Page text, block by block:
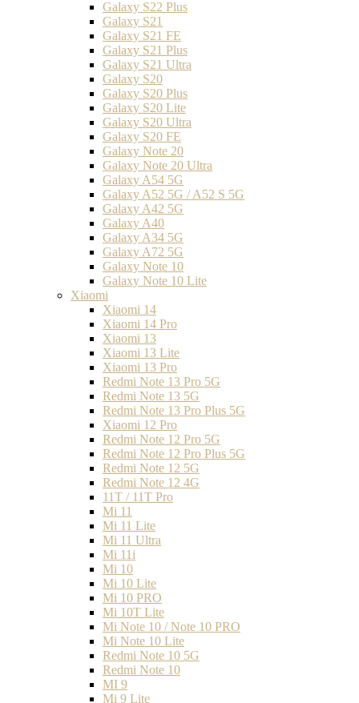
Galaxy S22 Plus
Galaxy S21
Galaxy S21 FE
Galaxy S21 Plus
Galaxy S21 Ultra
Galaxy S20
Galaxy S20 Plus
Galaxy S20 Lite
Galaxy S20 Ultra
Galaxy S20 FE
Galaxy Note 20
Galaxy Note 20 Ultra
Galaxy A54 5G
Galaxy A52 5G / A52 S 5G
Galaxy A42 5G
Galaxy A40
Galaxy A34 5G
Galaxy A72 5G
Galaxy Note 10
Galaxy Note 10 Lite
Xiaomi
Xiaomi 14
Xiaomi 14 Pro
Xiaomi 13
Xiaomi 13 Lite
Xiaomi 13 Pro
Redmi Note 13 Pro 5G
Redmi Note 13 5G
Redmi Note 13 Pro Plus 5G
Xiaomi 12 Pro
Redmi Note 12 Pro 5G
Redmi Note 12 Pro Plus 5G
Redmi Note 12 5G
Redmi Note 12 4G
11T / 11T Pro
Mi 11
Mi 11 Lite
Mi 11 Ultra
Mi 11i
Mi 10
Mi 10 Lite
Mi 10 PRO
Mi 10T Lite
Mi Note 10 / Note 10 PRO
Mi Note 10 Lite
Redmi Note 10 5G
Redmi Note 10
MI 9
Mi 9 Lite